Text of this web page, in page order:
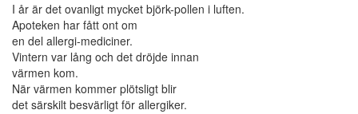
I år är det ovanligt mycket björk-pollen i luften.
Apoteken har fått ont om
en del allergi-mediciner.
Vintern var lång och det dröjde innan
värmen kom.
När värmen kommer plötsligt blir
det särskilt besvärligt för allergiker.